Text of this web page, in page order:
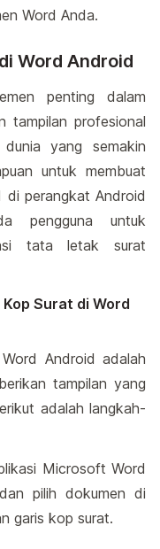
Word Anda.
Word Android
penting dalam
tampilan profesional
yang semakin
untuk membuat
perangkat Android
pengguna untuk
tata letak surat
Surat di Word
Android adalah
tampilan yang
adalah langkah-
Microsoft Word
pilih dokumen di
garis kop surat.